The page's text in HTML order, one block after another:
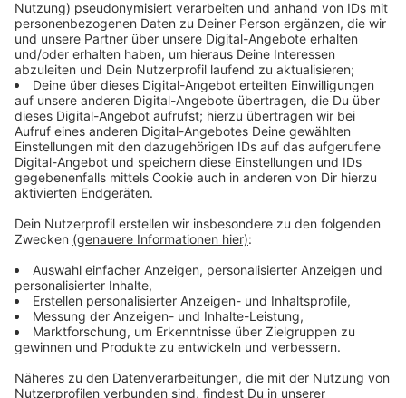
Betroffen sind zum Beispiel die S1 und diverse
Regionalzüge, aber auch die ICE-Strecke nach Berlin.
Viele Bahnen werden deswegen umgeleitet.
Anzeige
Staatsschutz ermittelt
Anzeige
Die Störung werde voraussichtlich noch den ganzen
Tag andauern, heißt es von derBahn. Zwischen
Düsseldorf und Duisburg ist stattdessen ein Bus-
Ersatzverkehr eingerichtet worden. Die Polizei geht
Staatsschutz ermittelt in alle Richtungen, so ein